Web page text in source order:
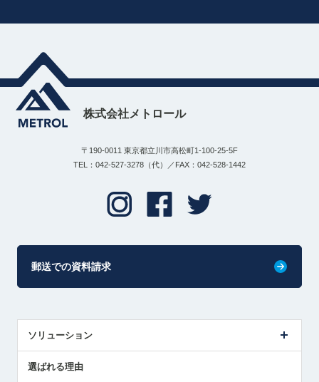
株式会社メトロール
〒190-0011 東京都立川市高松町1-100-25-5F
TEL：042-527-3278（代）／FAX：042-528-1442
郵送での資料請求
ソリューション
解決策提案
選ばれる理由